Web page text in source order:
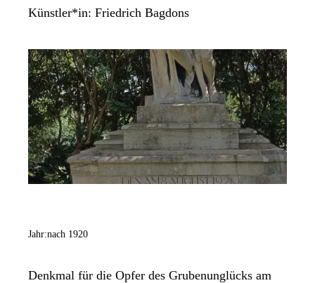
Künstler*in: Friedrich Bagdons
Jahr:nach 1920
Denkmal für die Opfer des Grubenunglücks am